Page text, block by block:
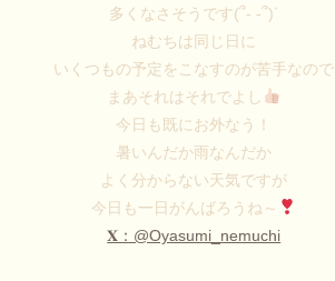
多くなさそうです(՞- -՞)ᐝ
ねむちは同じ日に
いくつもの予定をこなすのが苦手なので
まあそれはそれでよし
今日も既にお外なう！
暑いんだか雨なんだか
よく分からない天気ですが
今日も一日がんばろうね～
𝐗：@Oyasumi_nemuchi